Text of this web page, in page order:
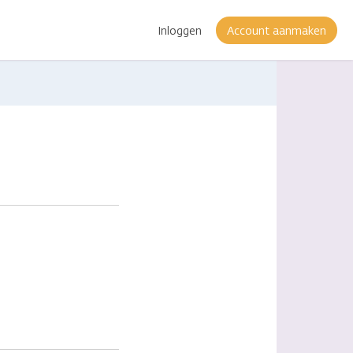
Inloggen Account aanmaken